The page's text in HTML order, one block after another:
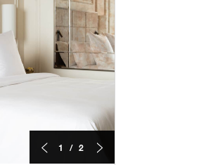
1 / 2